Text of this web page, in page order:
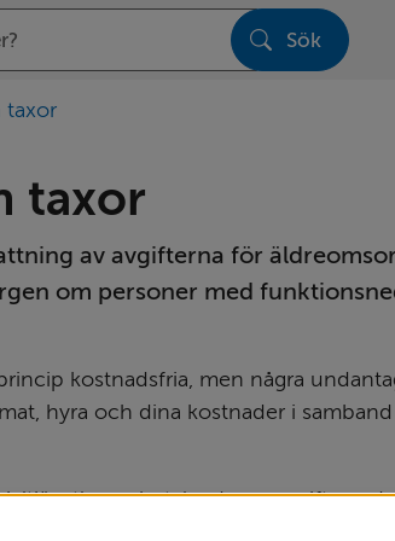
Sök
taxor
taxor
av avgifterna för
om personer med
kostnadsfria, men några
hyra och dina kostnader i
betalar du en avgift,
betala beror dels på hur mycket hjälp